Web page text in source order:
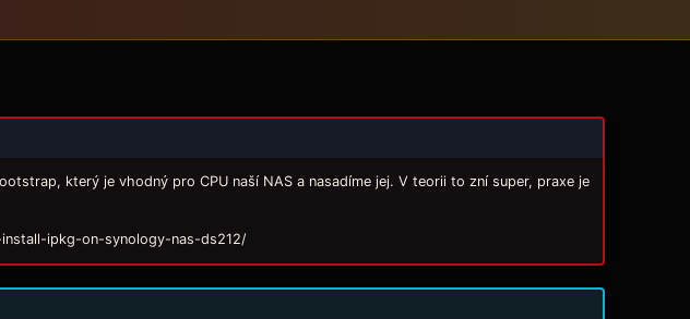
který je vhodný pro CPU naší NAS a nasadíme jej. V teorii to zní super, praxe je
ipkg-on-synology-nas-ds212/